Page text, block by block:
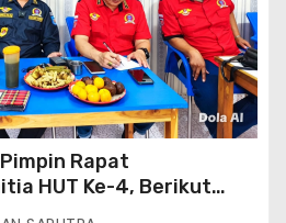
Pimpin Rapat
HUT Ke-4, Berikut
Kegiatannya